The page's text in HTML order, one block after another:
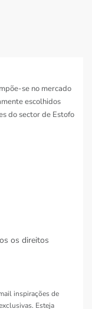
se no mercado
escolhidos
do sector de Estofo
os direitos
inspirações de
Esteja